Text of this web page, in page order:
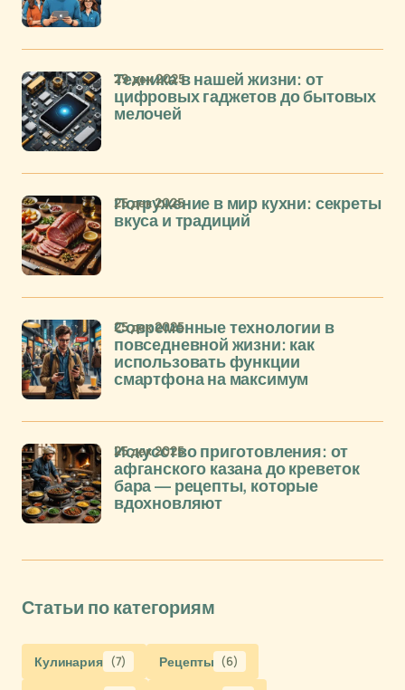
Техника в нашей жизни: от
цифровых гаджетов до бытовых
мелочей
29 дек 2025
Погружение в мир кухни: секреты
вкуса и традиций
25 дек 2025
Современные технологии в
повседневной жизни: как
использовать функции
смартфона на максимум
25 дек 2025
Искусство приготовления: от
афганского казана до креветок
бара — рецепты, которые
вдохновляют
25 дек 2025
Статьи по категориям
Кулинария (7) Рецепты (6)